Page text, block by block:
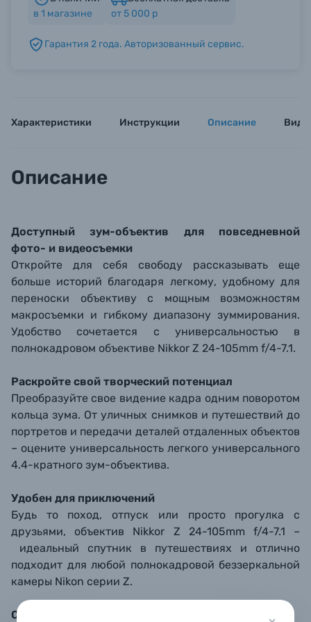
Б/У фототехника (Комиссионные товары)
в 1 магазине
от 5 000 р
Гарантия 2 года. Авторизованный сервис.
Характеристики Инструкции Описание
Описание
Доступный зум-объектив для повседневной
фото- и видеосъемки
Откройте для себя свободу рассказывать еще
больше историй благодаря легкому, удобному для
переноски объективу с мощным возможностям
макросъемки и гибкому диапазону зуммирования.
Удобство сочетается с универсальностью в
полнокадровом объективе Nikkor Z 24-105mm f/4-7.1.
Раскройте свой творческий потенциал
Преобразуйте свое видение кадра одним поворотом
кольца зума. От уличных снимков и путешествий до
портретов и передачи деталей отдаленных объектов
– оцените универсальность легкого универсального
4.4-кратного зум-объектива.
Удобен для приключений
Будь то поход, отпуск или просто прогулка с
друзьями, объектив Nikkor Z 24-105mm f/4-7.1 –
идеальный спутник в путешествиях и отлично
подходит для любой полнокадровой беззеркальной
камеры Nikon серии Z.
Объектив, который вам понравится брать с собой